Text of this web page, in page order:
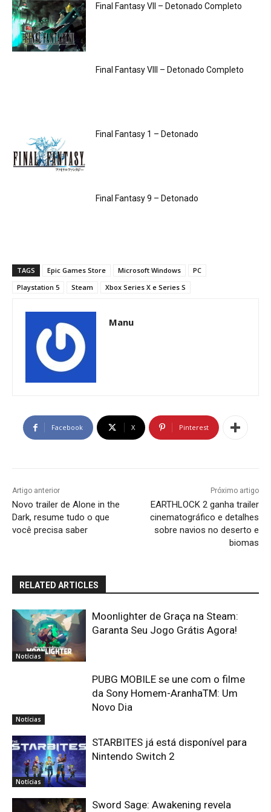
Final Fantasy VII – Detonado Completo
Final Fantasy VIII – Detonado Completo
Final Fantasy 1 – Detonado
Final Fantasy 9 – Detonado
TAGS Epic Games Store Microsoft Windows
PC
Playstation 5
Steam Xbox Series X e Series S
Manu
Facebook X Pinterest
Artigo anterior
Novo trailer de Alone in the
Dark, resume tudo o que
você precisa saber
Próximo artigo
EARTHLOCK 2 ganha trailer
cinematográfico e detalhes
sobre navios no deserto e
biomas
RELATED ARTICLES
Notícias
Moonlighter de Graça na Steam:
Garanta Seu Jogo Grátis Agora!
Notícias
PUBG MOBILE se une com o filme
da Sony Homem-AranhaTM: Um
Novo Dia
Notícias
STARBITES já está disponível para
Nintendo Switch 2
Sword Sage: Awakening revela